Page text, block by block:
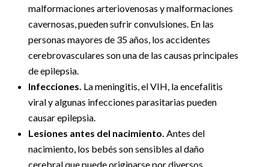
malformaciones arteriovenosas y malformaciones
cavernosas, pueden sufrir convulsiones. En las
personas mayores de 35 años, los accidentes
cerebrovasculares son una de las causas principales
de epilepsia.
Infecciones. La meningitis, el VIH, la encefalitis
viral y algunas infecciones parasitarias pueden
causar epilepsia.
Lesiones antes del nacimiento. Antes del
nacimiento, los bebés son sensibles al daño
cerebral que puede originarse por diversos